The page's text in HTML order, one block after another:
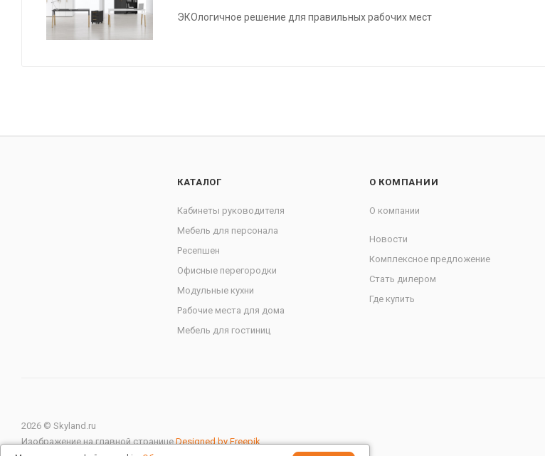
ЭКОлогичное решение для правильных рабочих мест
КАТАЛОГ
Кабинеты руководителя
Мебель для персонала
Ресепшен
Офисные перегородки
Модульные кухни
Рабочие места для дома
Мебель для гостиниц
О КОМПАНИИ
О компании
Новости
Комплексное предложение
Стать дилером
Где купить
2026 © Skyland.ru
Изображение на главной страницеDesigned by Freepik